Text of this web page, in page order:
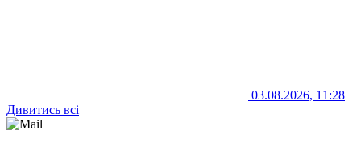
03.08.2026, 11:28
Дивитись всі